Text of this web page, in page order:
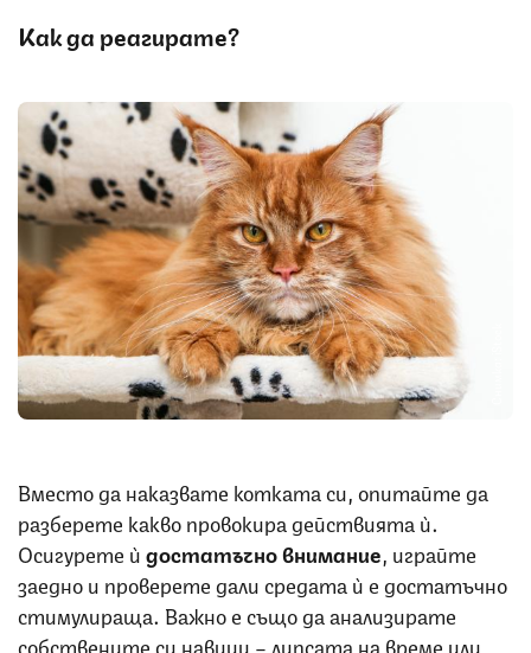
Как да реагирате?
Вместо да наказвате котката си, опитайте да
разберете какво провокира действията ѝ.
Осигурете ѝдостатъчно внимание , играйте
заедно и проверете дали средата ѝ е достатъчно
стимулираща. Важно е също да анализирате
собствените си навици – липсата на време или